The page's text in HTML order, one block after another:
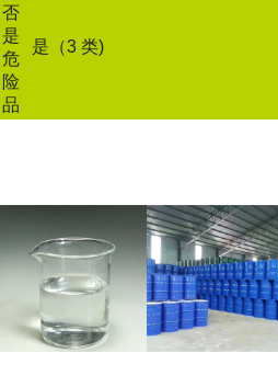
否
是
危
险
品
是（3 类)